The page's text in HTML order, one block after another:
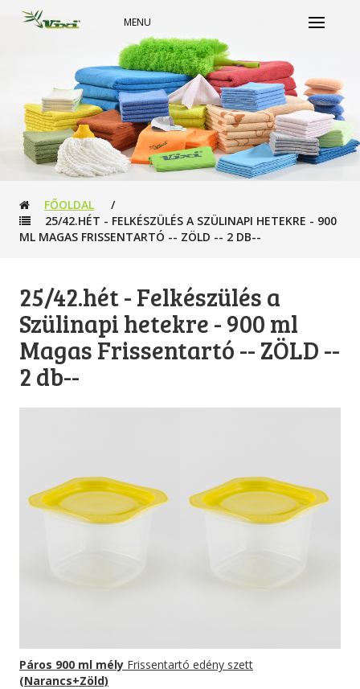
MENU
FŐOLDAL
/
25/42.HÉT - FELKÉSZÜLÉS A SZÜLINAPI HETEKRE - 900
ML MAGAS FRISSENTARTÓ -- ZÖLD -- 2 DB--
25/42.hét - Felkészülés a
Szülinapi hetekre - 900 ml
Magas Frissentartó -- ZÖLD --
2 db--
Páros 900 ml mély Frissentartó edény szett
(Narancs+Zöld)